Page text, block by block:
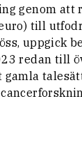
genom att
till
uppgick
redan till
gamla